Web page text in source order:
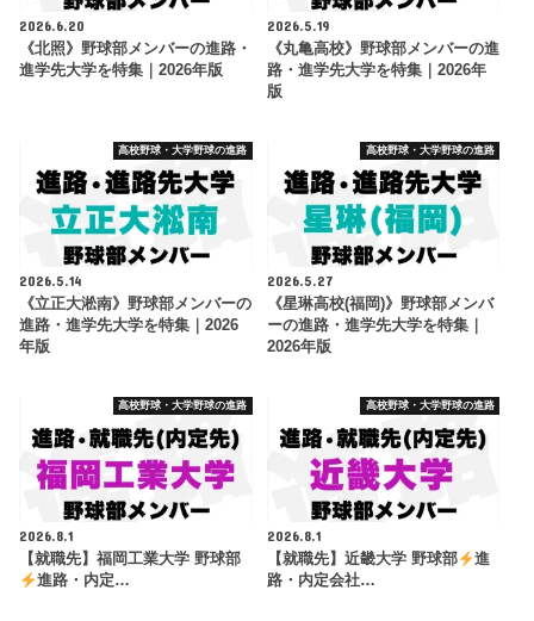
2026.6.20
《北照》野球部メンバーの進路・
進学先大学を特集｜2026年版
2026.5.19
《丸亀高校》野球部メンバーの進
路・進学先大学を特集｜2026年
版
高校野球・大学野球の進路
2026.5.14
《立正大淞南》野球部メンバーの
進路・進学先大学を特集｜2026
年版
高校野球・大学野球の進路
2026.5.27
《星琳高校(福岡)》野球部メンバ
ーの進路・進学先大学を特集｜
2026年版
高校野球・大学野球の進路
2026.8.1
【就職先】福岡工業大学 野球部
進路・内定…
高校野球・大学野球の進路
2026.8.1
【就職先】近畿大学 野球部
進
路・内定会社…